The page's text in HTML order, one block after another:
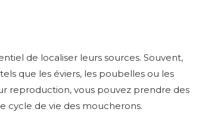
de localiser leurs sources. Souvent,
que les éviers, les poubelles ou les
reproduction, vous pouvez prendre des
cycle de vie des moucherons.